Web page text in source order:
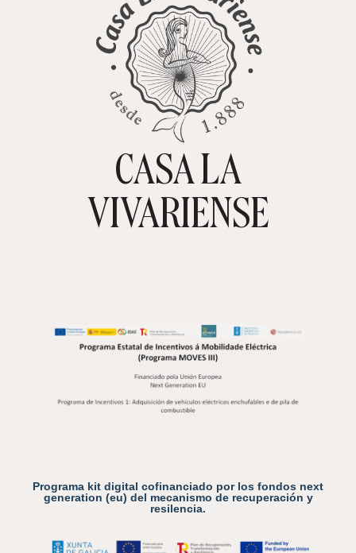
TIENDA ONLINECASA LA
VIVARIENSE
Programa kit digital cofinanciado por los fondos next
generation (eu) del mecanismo de recuperación y
resilencia.